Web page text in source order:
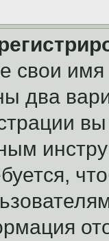
свои
два